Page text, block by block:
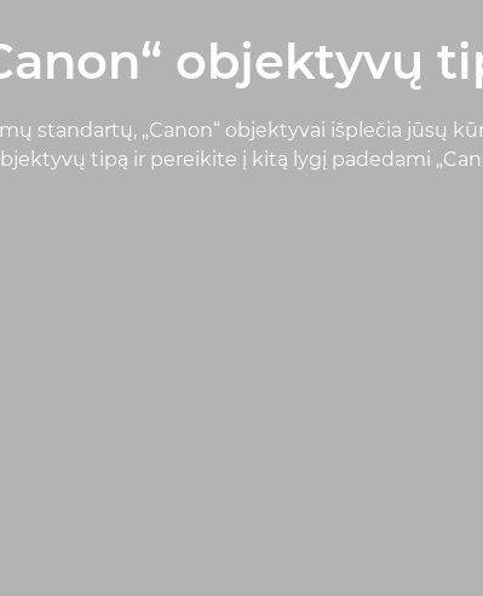
objektyvų
standartų, „Canon“ objektyvai išplečia jūsų
tipą ir pereikite į kitą lygį padedami